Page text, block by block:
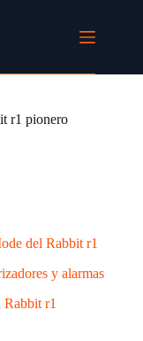
r1 pionero
del Rabbit r1
y alarmas
Rabbit r1